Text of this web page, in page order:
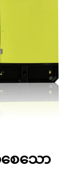
ေသော